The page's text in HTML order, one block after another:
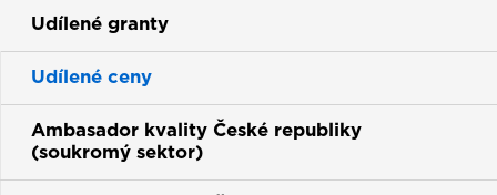
Udílené granty
Udílené ceny
Ambasador kvality České republiky
(soukromý sektor)